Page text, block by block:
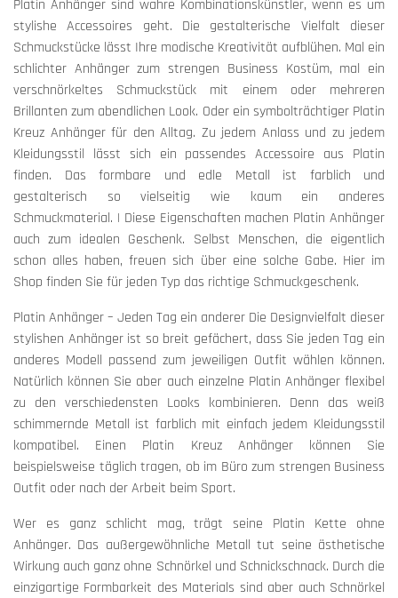
Platin Anhänger sind wahre Kombinationskünstler, wenn es um
stylishe Accessoires geht. Die gestalterische Vielfalt dieser
Schmuckstücke lässt Ihre modische Kreativität aufblühen. Mal ein
schlichter Anhänger zum strengen Business Kostüm, mal ein
verschnörkeltes Schmuckstück mit einem oder mehreren
Brillanten zum abendlichen Look. Oder ein symbolträchtiger Platin
Kreuz Anhänger für den Alltag. Zu jedem Anlass und zu jedem
Kleidungsstil lässt sich ein passendes Accessoire aus Platin
finden. Das formbare und edle Metall ist farblich und
gestalterisch so vielseitig wie kaum ein anderes
Schmuckmaterial. | Diese Eigenschaften machen Platin Anhänger
auch zum idealen Geschenk. Selbst Menschen, die eigentlich
schon alles haben, freuen sich über eine solche Gabe. Hier im
Shop finden Sie für jeden Typ das richtige Schmuckgeschenk.
Platin Anhänger – Jeden Tag ein anderer Die Designvielfalt dieser
stylishen Anhänger ist so breit gefächert, dass Sie jeden Tag ein
anderes Modell passend zum jeweiligen Outfit wählen können.
Natürlich können Sie aber auch einzelne Platin Anhänger flexibel
zu den verschiedensten Looks kombinieren. Denn das weiß
schimmernde Metall ist farblich mit einfach jedem Kleidungsstil
kompatibel. Einen Platin Kreuz Anhänger können Sie
beispielsweise täglich tragen, ob im Büro zum strengen Business
Outfit oder nach der Arbeit beim Sport.
Wer es ganz schlicht mag, trägt seine Platin Kette ohne
Anhänger. Das außergewöhnliche Metall tut seine ästhetische
Wirkung auch ganz ohne Schnörkel und Schnickschnack. Durch die
einzigartige Formbarkeit des Materials sind aber auch Schnörkel